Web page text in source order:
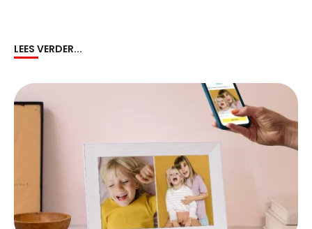
LEES VERDER...